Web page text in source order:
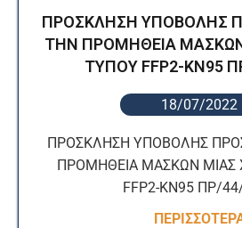
ΠΡΟΣΚΛΗΣΗ ΥΠΟΒΟΛΗΣ
ΤΗΝ ΠΡΟΜΗΘΕΙΑ
ΤΥΠΟΥ FFP2-KN95
18/07/2022
ΠΡΟΣΚΛΗΣΗ ΥΠΟΒΟΛΗΣ
ΠΡΟΜΗΘΕΙΑ ΜΑΣΚΩΝ ΜΙΑΣ
FFP2-KN95 ΠΡ/